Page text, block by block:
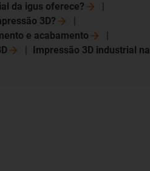
da igus oferece?
3D?
e acabamento
Impressão 3D industrial na